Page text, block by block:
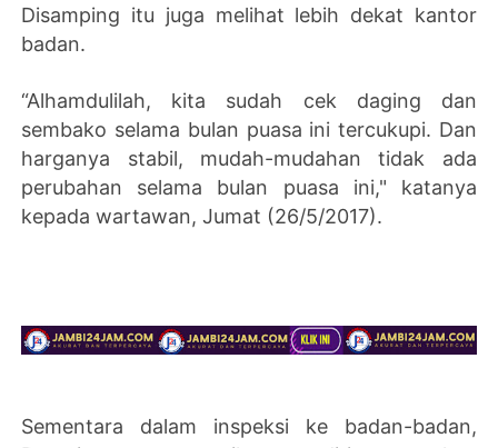
Disamping itu juga melihat lebih dekat kantor
badan.
“Alhamdulilah, kita sudah cek daging dan
sembako selama bulan puasa ini tercukupi. Dan
harganya stabil, mudah-mudahan tidak ada
perubahan selama bulan puasa ini," katanya
kepada wartawan, Jumat (26/5/2017).
Sementara dalam inspeksi ke badan-badan,